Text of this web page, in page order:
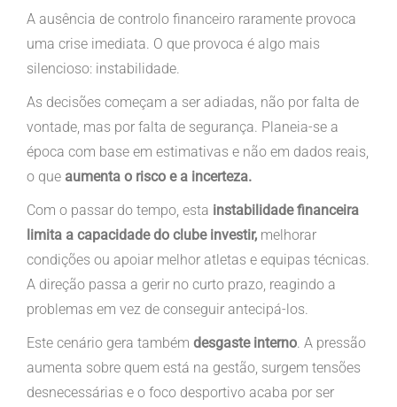
A ausência de controlo financeiro raramente provoca
uma crise imediata. O que provoca é algo mais
silencioso: instabilidade.
As decisões começam a ser adiadas, não por falta de
vontade, mas por falta de segurança. Planeia-se a
época com base em estimativas e não em dados reais,
o que aumenta o risco e a incerteza.
Com o passar do tempo, esta instabilidade financeira
limita a capacidade do clube investir, melhorar
condições ou apoiar melhor atletas e equipas técnicas.
A direção passa a gerir no curto prazo, reagindo a
problemas em vez de conseguir antecipá-los.
Este cenário gera também desgaste interno. A pressão
aumenta sobre quem está na gestão, surgem tensões
desnecessárias e o foco desportivo acaba por ser